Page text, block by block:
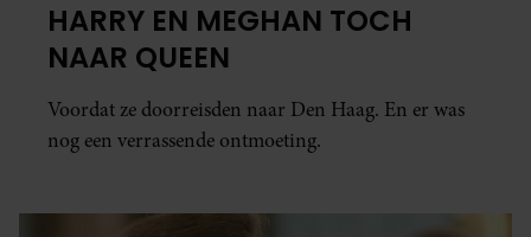
HARRY EN MEGHAN TOCH
NAAR QUEEN
Voordat ze doorreisden naar Den Haag. En er was
nog een verrassende ontmoeting.